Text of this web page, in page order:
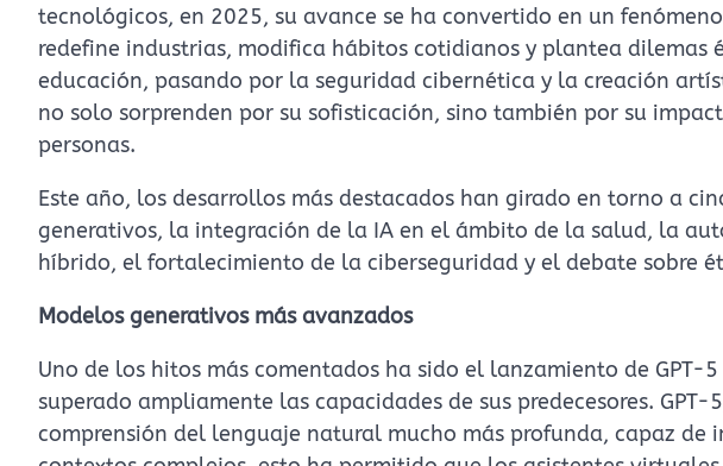
tecnológicos, en 2025, su avance se ha convertido en un
redefine industrias, modifica hábitos cotidianos y plantea dilemas
educación, pasando por la seguridad cibernética y la creación
no solo sorprenden por su sofisticación, sino también por su
personas.
Este año, los desarrollos más destacados han girado en torno a
generativos, la integración de la IA en el ámbito de la salud, la
híbrido, el fortalecimiento de la ciberseguridad y el debate sobre
Modelos generativos más avanzados
Uno de los hitos más comentados ha sido el lanzamiento de GPT-5
superado ampliamente las capacidades de sus predecesores.
comprensión del lenguaje natural mucho más profunda, capaz de